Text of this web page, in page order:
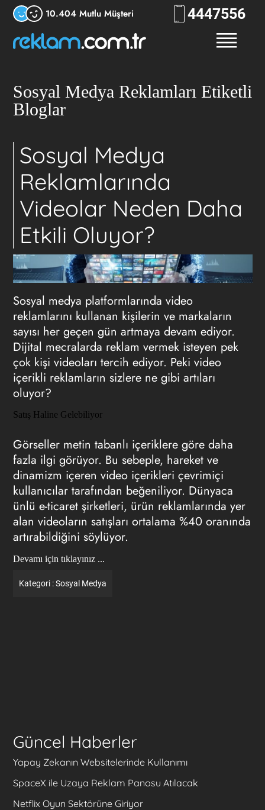
10.404 Mutlu Müşteri 444RKLM
Sosyal Medya Reklamları Etiketli
Bloglar
Sosyal Medya
Reklamlarında
Videolar Neden Daha
Etkili Oluyor?
Sosyal medya platformlarında video
reklamlarını kullanan kişilerin ve markaların
sayısı her geçen gün artmaya devam ediyor.
Dijital mecralarda reklam vermek isteyen pek
çok kişi videoları tercih ediyor. Peki video
içerikli reklamların sizlere ne gibi artıları
oluyor?
Satış Haline Gelebiliyor
Görseller metin tabanlı içeriklere göre daha
fazla ilgi görüyor. Bu sebeple, hareket ve
dinamizm içeren video içerikleri çevrimiçi
kullanıcılar tarafından beğeniliyor. Dünyaca
ünlü e-ticaret şirketleri, ürün reklamlarında yer
alan videoların satışları ortalama %40 oranında
artırabildiğini söylüyor.
Devamı için tıklayınız ...
Kategori :Sosyal Medya
Güncel Haberler
Yapay Zekanın Websitelerinde Kullanımı
SpaceX ile Uzaya Reklam Panosu Atılacak
Netflix Oyun Sektörüne Giriyor